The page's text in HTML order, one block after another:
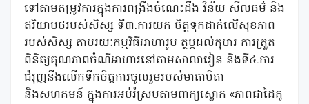
ទៅតាមតម្រូវការក្នុងការពង្រឹងចំណេះដឹង វិន័យ សីលធម៌ និង
ឥរិយាបថរបស់សិស្ស ទី៣.ការយក ចិត្តទុកដាក់លើសុខភាព
របស់សិស្ស តាមរយៈកម្មវិធីអាហារូប ត្ថម្ភដល់កុមារ ការត្រួត
ពិនិត្យគុណភាពចំណីអាហារនៅតាមសាលារៀន និងទី៤.ការ
ជំរុញនឹងលើកទឹកចិត្តការចូលរួមរបស់មាតាបិតា
និងសហគមន៍ ក្នុងការអប់រំស្របតាមពាក្យស្លោក «ភាពជាដៃគូ